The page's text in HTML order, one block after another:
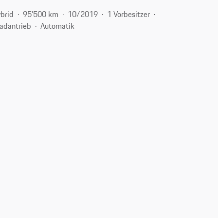
95'500 km 10/2019
1 Vorbesitzer
Automatik